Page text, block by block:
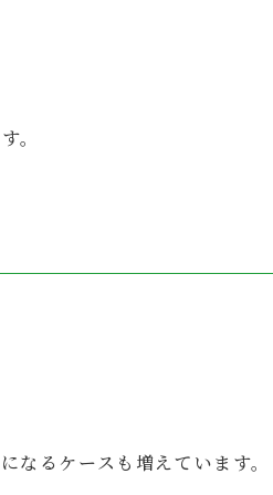
。
るケースも増えています。